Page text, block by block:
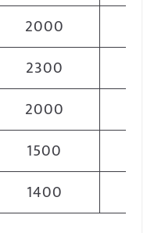
2000
2300
2000
1500
1400